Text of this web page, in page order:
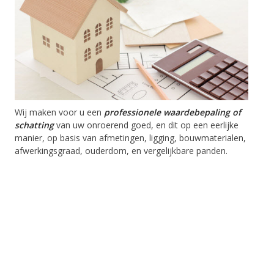
Wij maken voor u een professionele waardebepaling of
schattingvan uw onroerend goed, en dit op een eerlijke
manier, op basis van afmetingen, ligging, bouwmaterialen,
afwerkingsgraad, ouderdom, en vergelijkbare panden.